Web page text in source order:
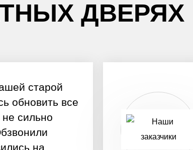
ДВЕРЯХ
старой
обновить все
сильно
на